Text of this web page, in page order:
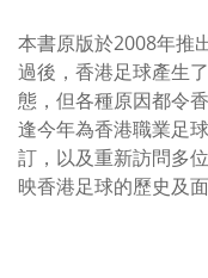
本書原版於2008年推
過後，香港足球產生
態，但各種原因都令
逢今年為香港職業足
訂，以及重新訪問多
映香港足球的歷史及面